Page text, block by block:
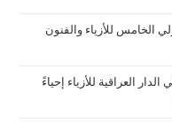
الخامس للأزياء والفنون
العراقية للأزياء إحياءً